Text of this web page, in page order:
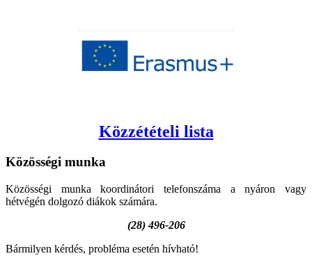
Közzétételi lista
Közösségi munka
Közösségi munka koordinátori telefonszáma a nyáron vagy
hétvégén dolgozó diákok számára.
(28) 496-206
Bármilyen kérdés, probléma esetén hívható!